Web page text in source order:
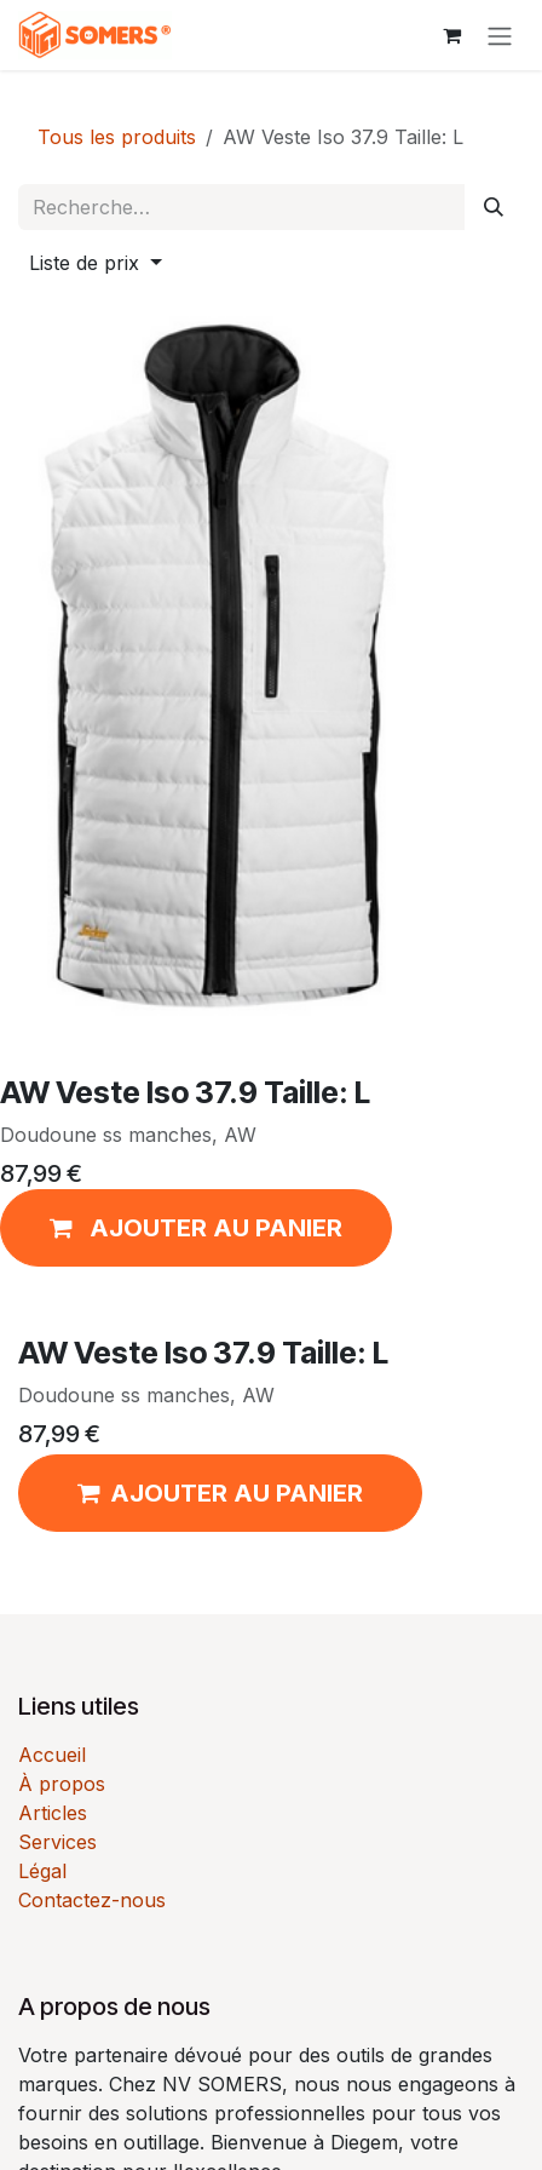
Se rendre au contenu
Tous les produits AW Veste Iso 37.9 Taille: L
Liste de prix
AW Veste Iso 37.9 Taille: L
Doudoune ss manches, AW
87,99€
AJOUTER AU PANIER
AW Veste Iso 37.9 Taille: L
Doudoune ss manches, AW
87,99€
AJOUTER AU PANIER
Liens utiles
Accueil
À propos
Articles
Services
Légal
Contactez-nous
A propos de nous
Votre partenaire dévoué pour des outils de grandes
marques. Chez NV SOMERS, nous nous engageons à
fournir des solutions professionnelles pour tous vos
besoins en outillage. Bienvenue à Diegem, votre